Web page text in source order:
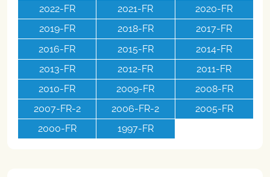
2022-FR
2021-FR
2020-FR
2019-FR
2018-FR
2017-FR
2016-FR
2015-FR
2014-FR
2013-FR
2012-FR
2011-FR
2010-FR
2009-FR
2008-FR
2007-FR-2
2006-FR-2
2005-FR
2000-FR
1997-FR